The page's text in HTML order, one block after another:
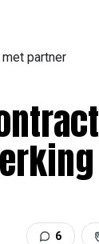
partner
6